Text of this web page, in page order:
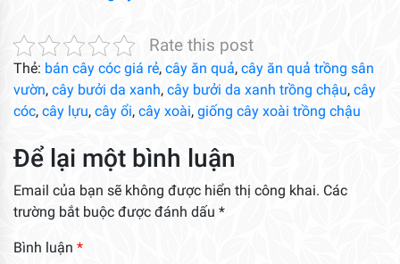
Rate this post
Thẻ: bán cây cóc giá rẻ, cây ăn quả, cây ăn quả trồng sân
vườn, cây bưởi da xanh, cây bưởi da xanh trồng chậu, cây
cóc, cây lựu, cây ổi, cây xoài, giống cây xoài trồng chậu
Để lại một bình luận
Email của bạn sẽ không được hiển thị công khai. Các
trường bắt buộc được đánh dấu *
Bình luận *